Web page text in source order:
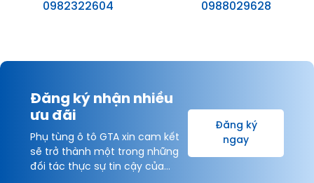
0982322604 0988029628
Đăng ký nhận nhiều
ưu đãi
Phụ tùng ô tô GTA xin cam kết
sẽ trở thành một trong những
đối tác thực sự tin cậy của
Đăng ký
ngay